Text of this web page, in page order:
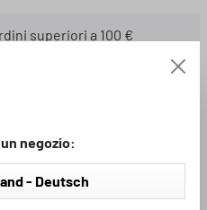
superiori a 100 €
negozio:
- Deutsch